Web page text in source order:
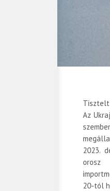
Tisztelt
Az
2023.
20-tól